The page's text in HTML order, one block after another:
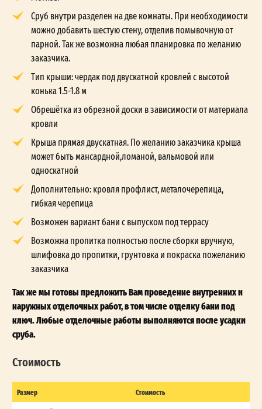
Сруб внутри разделен на две комнаты. При необходимости
можно добавить шестую стену, отделив помывочную от
парной. Так же возможна любая планировка по желанию
заказчика.
Тип крыши: чердак под двускатной кровлей с высотой
конька 1.5-1.8 м
Обрешётка из обрезной доски в зависимости от материала
кровли
Крыша прямая двускатная. По желанию заказчика крыша
может быть мансардной,ломаной, вальмовой или
односкатной
Дополнительно: кровля профлист, металочерепица,
гибкая черепица
Возможен вариант бани с выпуском под террасу
Возможна пропитка полностью после сборки вручную,
шлифовка до пропитки, грунтовка и покраска пожеланию
заказчика
Так же мы готовы предложить Вам проведение внутренних и
наружных отделочных работ, в том числе отделку бани под
ключ. Любые отделочные работы выполняются после усадки
сруба.
Стоимость
Размер Стоимость